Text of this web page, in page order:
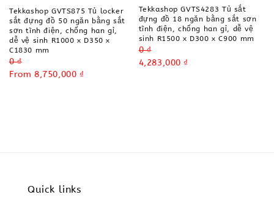
Tekkashop GVTS875 Tủ locker
sắt đựng đồ 50 ngăn bằng sắt
sơn tĩnh điện, chống han gỉ,
dễ vệ sinh R1000 x D350 x
C1830 mm
Regular
price
0 ₫
Sale
From 8,750,000 ₫
Tekkashop GVTS4283 Tủ sắt
đựng đồ 18 ngăn bằng sắt sơn
tĩnh điện, chống han gỉ, dễ vệ
sinh R1500 x D300 x C900 mm
Regular
price
0 ₫
Sale
4,283,000 ₫
Quick links